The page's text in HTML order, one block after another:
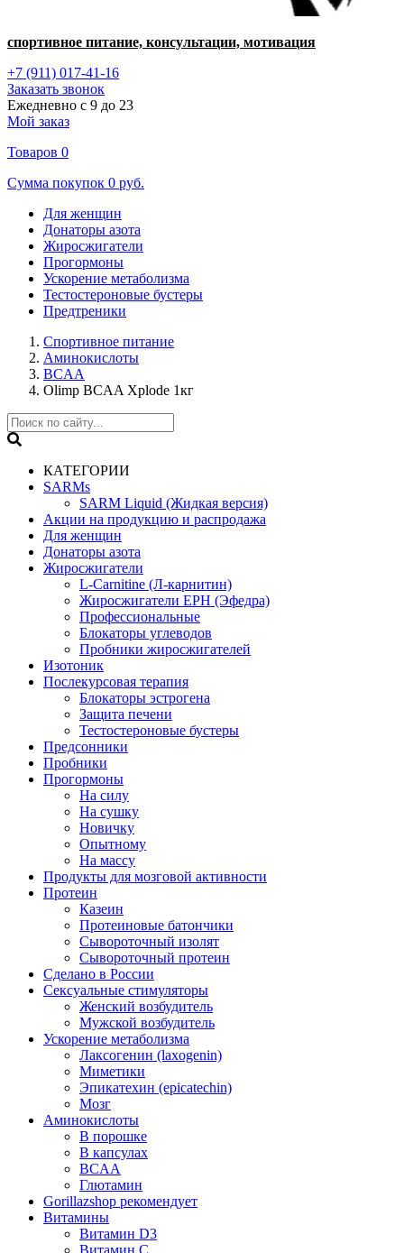
спортивное питание, консультации, мотивация
+7 (911) 017-41-16
Заказать звонок
Ежедневно с 9 до 23
Мой заказ
Товаров 0
Сумма покупок 0 руб.
Для женщин
Донаторы азота
Жиросжигатели
Прогормоны
Ускорение метаболизма
Тестостероновые бустеры
Предтреники
Спортивное питание
Аминокислоты
BCAA
Olimp BCAA Xplode 1кг
КАТЕГОРИИ
SARMs
SARM Liquid (Жидкая версия)
Акции на продукцию и распродажа
Для женщин
Донаторы азота
Жиросжигатели
L-Carnitine (Л-карнитин)
Жиросжигатели EPH (Эфедра)
Профессиональные
Блокаторы углеводов
Пробники жиросжигателей
Изотоник
Послекурсовая терапия
Блокаторы эстрогена
Защита печени
Тестостероновые бустеры
Предсонники
Пробники
Прогормоны
На силу
На сушку
Новичку
Опытному
На массу
Продукты для мозговой активности
Протеин
Казеин
Протеиновые батончики
Сывороточный изолят
Сывороточный протеин
Сделано в России
Сексуальные стимуляторы
Женский возбудитель
Мужской возбудитель
Ускорение метаболизма
Лаксогенин (laxogenin)
Миметики
Эпикатехин (epicatechin)
Мозг
Аминокислоты
В порошке
В капсулах
BCAA
Глютамин
Gorillazshop рекомендует
Витамины
Витамин D3
Витамин С